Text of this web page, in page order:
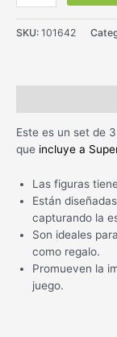
SKU: 101642
Este es un set de
que incluye a
Las figuras
Están
capturando la
Son ideales
como regalo.
Promueven la
juego.